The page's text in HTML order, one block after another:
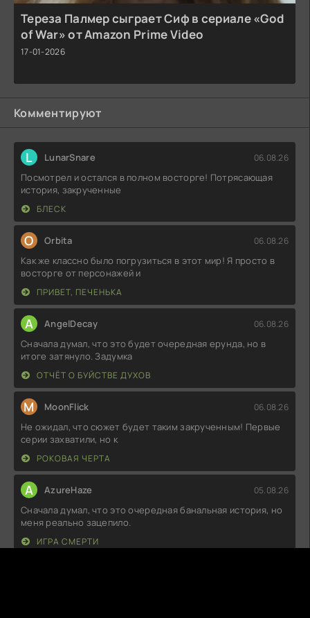
Тереза Палмер сыграет Сиф в сериале «God
of War» от Amazon Prime Video
17-01-2026
Комментируют
L LunarSnare 06.08.26
Посмотрел и остался в полном восторге! Потрясающая
история, закрученные
БЛЕСК
O Orbita 06.08.26
Как же классно было погрузиться в этот мир! Я просто в
восторге от персонажей и
ПРИВЕТ, ПЕЧЕНЬКА
A AngelDecay 06.08.26
Сначала думал, что это будет очередная ерунда, но в
итоге затянуло. Задумка
ОТЧЁТ О БУЙСТВЕ ДУХОВ
M MoonFlick 06.08.26
Не ожидал, что сюжет будет таким закрученным! Первые
серии захватили, но к
РОКОВАЯ ЧЕРТА
A AzureHaze 05.08.26
Сначала думал, что это очередная банальная история, но
меня реально зацепило.
ИГРА СМЕРТИ